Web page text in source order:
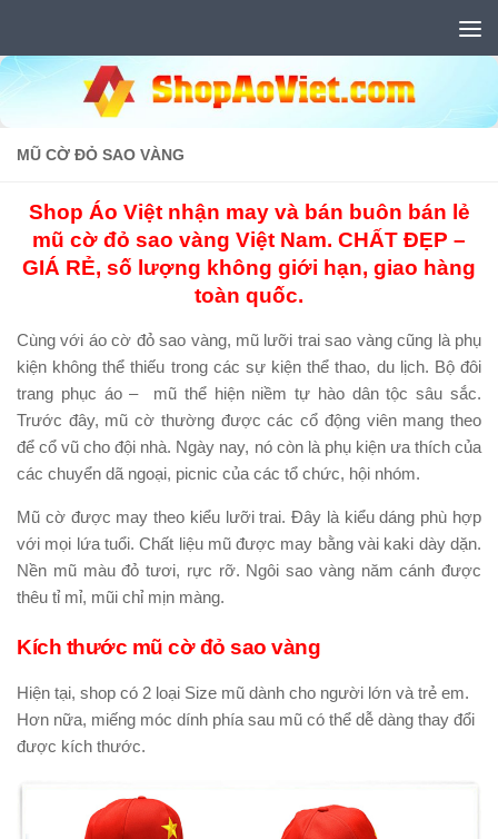
MŨ CỜ ĐỎ SAO VÀNG
Shop Áo Việt nhận may và bán buôn bán lẻ
mũ cờ đỏ sao vàng Việt Nam. CHẤT ĐẸP –
GIÁ RẺ, số lượng không giới hạn, giao hàng
toàn quốc.
Cùng với áo cờ đỏ sao vàng, mũ lưỡi trai sao vàng cũng là phụ
kiện không thể thiếu trong các sự kiện thể thao, du lịch. Bộ đôi
trang phục áo – mũ thể hiện niềm tự hào dân tộc sâu sắc.
Trước đây, mũ cờ thường được các cổ động viên mang theo
để cổ vũ cho đội nhà. Ngày nay, nó còn là phụ kiện ưa thích của
các chuyển dã ngoại, picnic của các tổ chức, hội nhóm.
Mũ cờ được may theo kiểu lưỡi trai. Đây là kiểu dáng phù hợp
với mọi lứa tuổi. Chất liệu mũ được may bằng vài kaki dày dặn.
Nền mũ màu đỏ tươi, rực rỡ. Ngôi sao vàng năm cánh được
thêu tỉ mỉ, mũi chỉ mịn màng.
Kích thước mũ cờ đỏ sao vàng
Hiện tại, shop có 2 loại Size mũ dành cho người lớn và trẻ em.
Hơn nữa, miếng móc dính phía sau mũ có thể dễ dàng thay đổi
được kích thước.